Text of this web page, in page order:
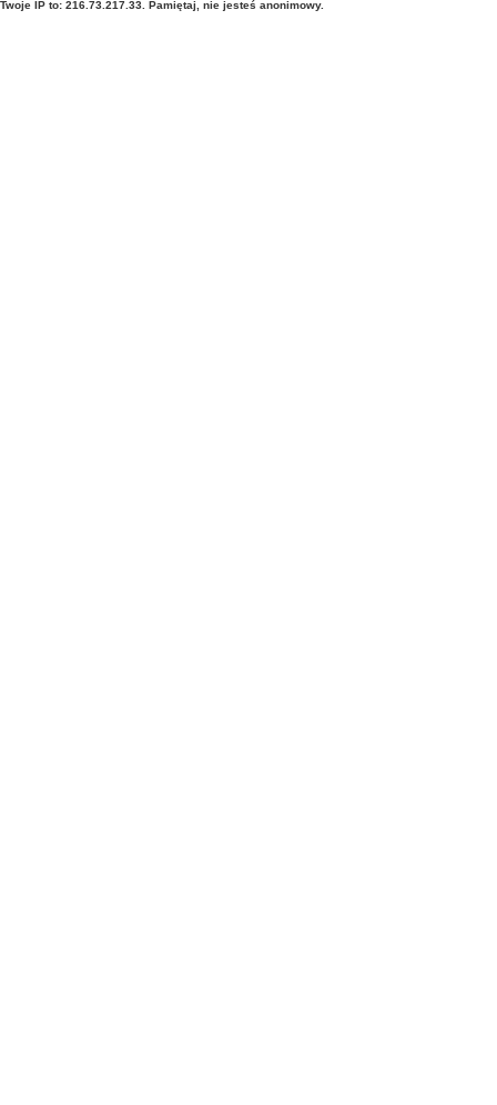
Twoje IP to: 216.73.217.33. Pamiętaj, nie jesteś anonimowy.